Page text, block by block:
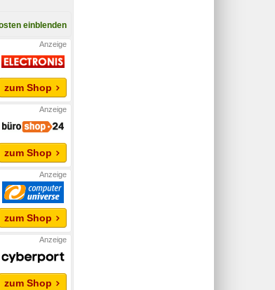
einblenden
zum Shop
zum Shop
zum Shop
zum Shop